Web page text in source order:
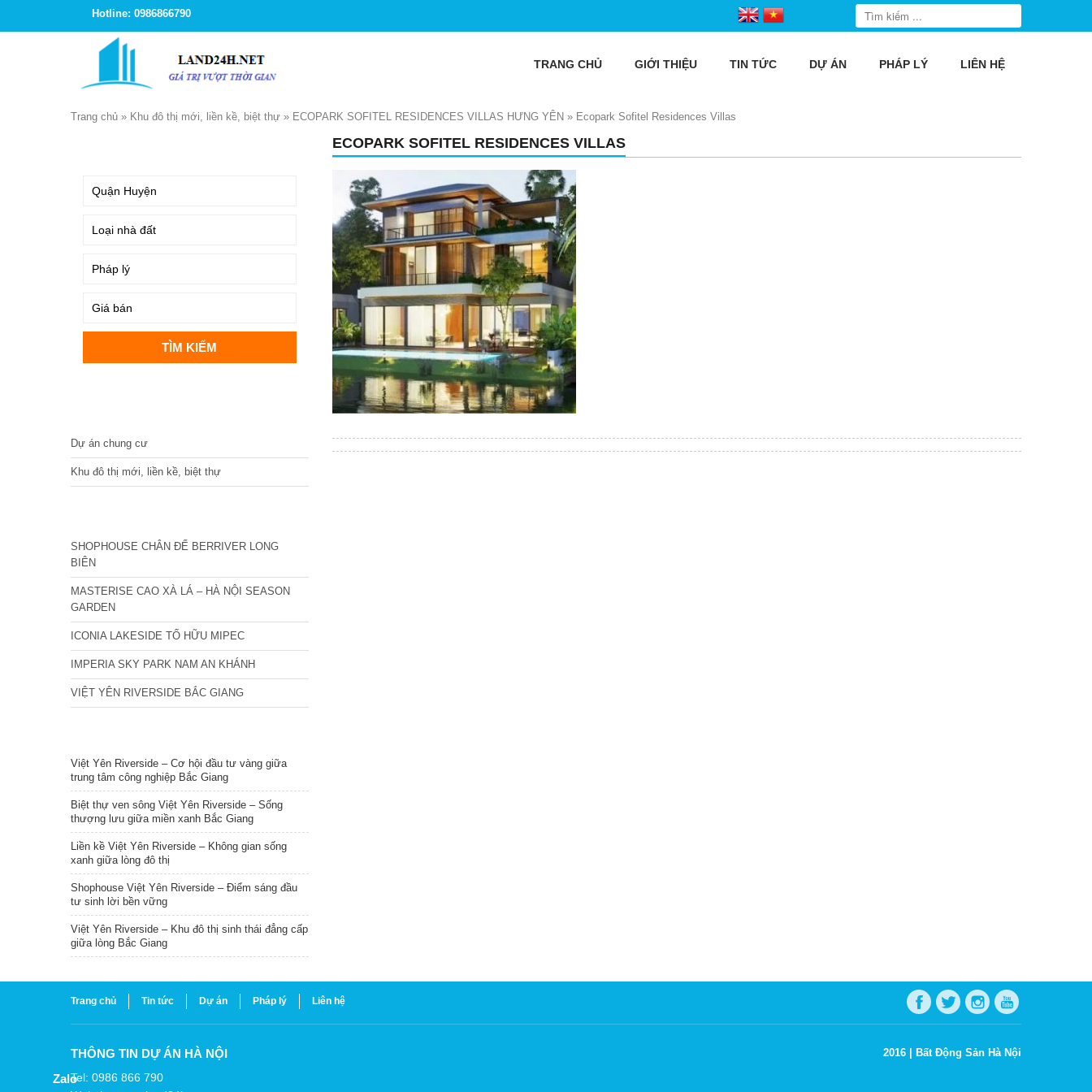
Hotline: 0986866790
TRANG CHỦ GIỚI THIỆU TIN TỨC DỰ ÁN PHÁP LÝ LIÊN HỆ
Trang chủ » Khu đô thị mới, liền kề, biệt thự » ECOPARK SOFITEL RESIDENCES VILLAS HƯNG YÊN » Ecopark Sofitel Residences Villas
ECOPARK SOFITEL RESIDENCES VILLAS
Dự án chung cư
Khu đô thị mới, liền kề, biệt thự
SHOPHOUSE CHÂN ĐẾ BERRIVER LONG
BIÊN
MASTERISE CAO XÀ LÁ – HÀ NỘI SEASON
GARDEN
ICONIA LAKESIDE TỐ HỮU MIPEC
IMPERIA SKY PARK NAM AN KHÁNH
VIỆT YÊN RIVERSIDE BẮC GIANG
Việt Yên Riverside – Cơ hội đầu tư vàng giữa
trung tâm công nghiệp Bắc Giang
Biệt thự ven sông Việt Yên Riverside – Sống
thượng lưu giữa miền xanh Bắc Giang
Liền kề Việt Yên Riverside – Không gian sống
xanh giữa lòng đô thị
Shophouse Việt Yên Riverside – Điểm sáng đầu
tư sinh lời bền vững
Việt Yên Riverside – Khu đô thị sinh thái đẳng cấp
giữa lòng Bắc Giang
Trang chủ Tin tức Dự án Pháp lý Liên hệ
THÔNG TIN DỰ ÁN HÀ NỘI
Tel: 0986 866 790
2016 | Bất Động Sản Hà Nội
Zalo